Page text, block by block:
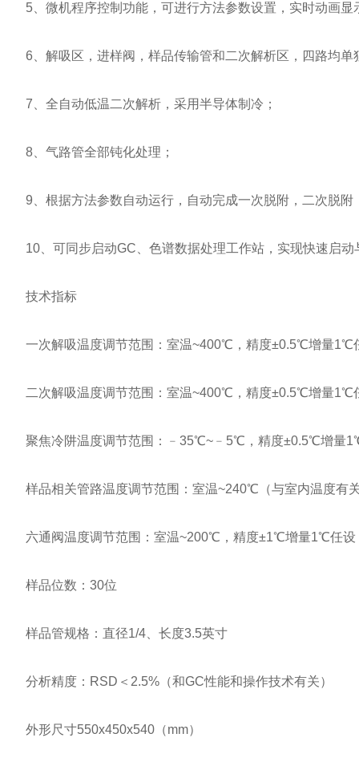
5、微机程序控制功能，可进行方法参数设置，实时动画显
6、解吸区，进样阀，样品传输管和二次解析区，四路均单
7、全自动低温二次解析，采用半导体制冷；
8、气路管全部钝化处理；
9、根据方法参数自动运行，自动完成一次脱附，二次脱附
10、可同步启动GC、色谱数据处理工作站，实现快速启动
技术指标
一次解吸温度调节范围：室温~400℃，精度±0.5℃增量1℃
二次解吸温度调节范围：室温~400℃，精度±0.5℃增量1℃
聚焦冷阱温度调节范围：﹣35℃~﹣5℃，精度±0.5℃增量
样品相关管路温度调节范围：室温~240℃（与室内温度有
六通阀温度调节范围：室温~200℃，精度±1℃增量1℃任设
样品位数：30位
样品管规格：直径1/4、长度3.5英寸
分析精度：RSD＜2.5%（和GC性能和操作技术有关）
外形尺寸550x450x540（mm）